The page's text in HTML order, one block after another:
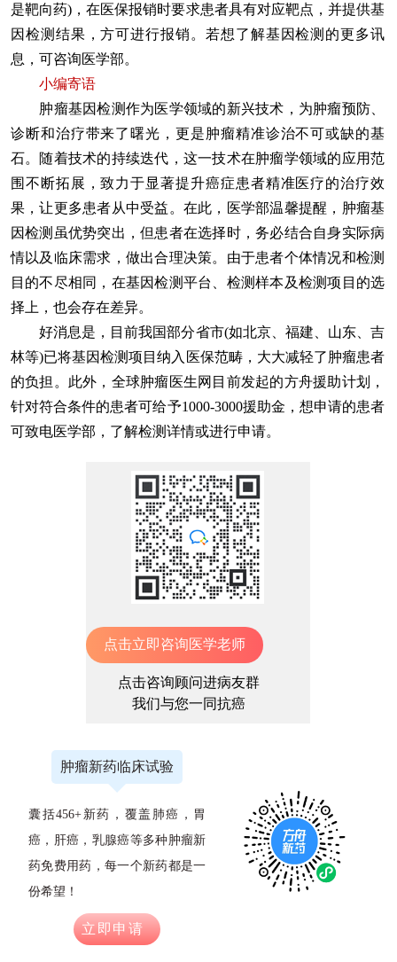
是靶向药)，在医保报销时要求患者具有对应靶点，并提供基
因检测结果，方可进行报销。若想了解基因检测的更多讯
息，可咨询医学部。
小编寄语
肿瘤基因检测作为医学领域的新兴技术，为肿瘤预防、
诊断和治疗带来了曙光，更是肿瘤精准诊治不可或缺的基
石。随着技术的持续迭代，这一技术在肿瘤学领域的应用范
围不断拓展，致力于显著提升癌症患者精准医疗的治疗效
果，让更多患者从中受益。在此，医学部温馨提醒，肿瘤基
因检测虽优势突出，但患者在选择时，务必结合自身实际病
情以及临床需求，做出合理决策。由于患者个体情况和检测
目的不尽相同，在基因检测平台、检测样本及检测项目的选
择上，也会存在差异。
好消息是，目前我国部分省市(如北京、福建、山东、吉
林等)已将基因检测项目纳入医保范畴，大大减轻了肿瘤患者
的负担。此外，全球肿瘤医生网目前发起的方舟援助计划，
针对符合条件的患者可给予1000-3000援助金，想申请的患者
可致电医学部，了解检测详情或进行申请。
点击立即咨询医学老师
点击咨询顾问进病友群
我们与您一同抗癌
肿瘤新药临床试验
囊括456+新药，覆盖肺癌，胃
癌，肝癌，乳腺癌等多种肿瘤新
药免费用药，每一个新药都是一
份希望！
立即申请